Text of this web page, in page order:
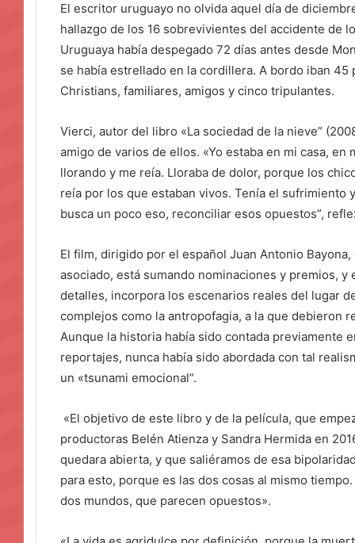
El escritor uruguayo no olvida aquel día de
hallazgo de los 16 sobrevivientes del accidente de
Uruguaya había despegado 72 días antes desde
se había estrellado en la cordillera. A bordo iban
Christians, familiares, amigos y cinco tripulantes.
Vierci, autor del libro «La sociedad de la nieve”
amigo de varios de ellos. «Yo estaba en mi casa,
llorando y me reía. Lloraba de dolor, porque los
reía por los que estaban vivos. Tenía el sufrimiento
busca un poco eso, reconciliar esos opuestos”,
El film, dirigido por el español Juan Antonio
asociado, está sumando nominaciones y premios, y
detalles, incorpora los escenarios reales del lugar
complejos como la antropofagia, a la que debieron
Aunque la historia había sido contada previamente
reportajes, nunca había sido abordada con tal
un «tsunami emocional”.
«El objetivo de este libro y de la película, que
productoras Belén Atienza y Sandra Hermida en
quedara abierta, y que saliéramos de esa
para esto, porque es las dos cosas al mismo
dos mundos, que parecen opuestos».